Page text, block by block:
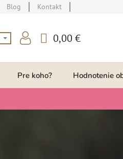
Blog Kontakt
KOŠÍK
0,00 €
Pre koho? Hodnotenie